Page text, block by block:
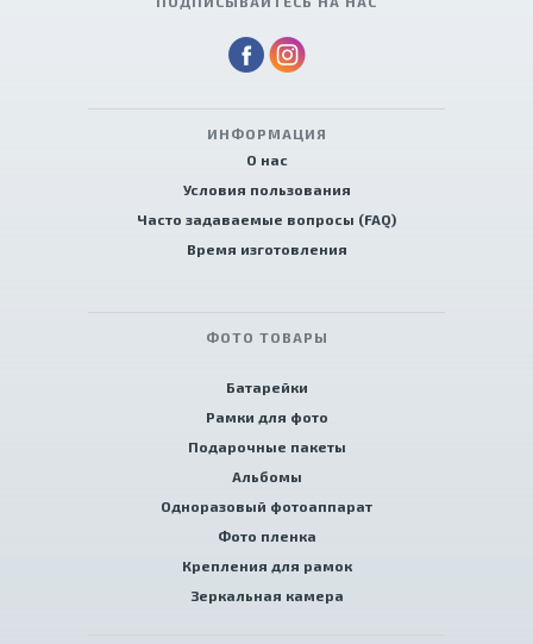
ИНФОРМАЦИЯ
О нас
Условия пользования
Часто задаваемые вопросы (FAQ)
Время изготовления
ФОТО ТОВАРЫ
Батарейки
Рамки для фото
Подарочные пакеты
Альбомы
Одноразовый фотоаппарат
Фото пленка
Крепления для рамок
Зеркальная камера